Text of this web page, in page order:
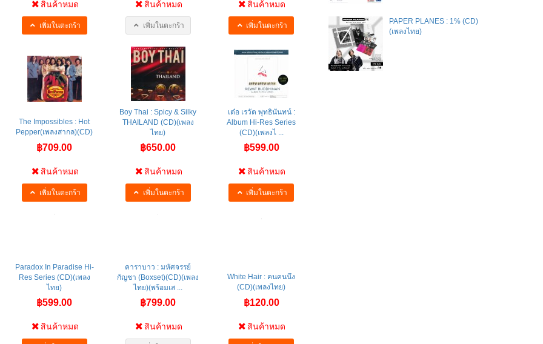
สินค้าหมด
เพิ่มในตะกร้า
สินค้าหมด
เพิ่มในตะกร้า
สินค้าหมด
เพิ่มในตะกร้า
The Impossibles : Hot
Pepper(เพลงสากล)(CD)
฿709.00
สินค้าหมด
เพิ่มในตะกร้า
Boy Thai : Spicy & Silky
THAILAND (CD)(เพลง
ไทย)
฿650.00
สินค้าหมด
เพิ่มในตะกร้า
เต๋อ เรวัต พุทธินันทน์ :
Album Hi-Res Series
(CD)(เพลงไ ...
฿599.00
สินค้าหมด
เพิ่มในตะกร้า
Paradox In Paradise Hi-
Res Series (CD)(เพลง
ไทย)
฿599.00
สินค้าหมด
คาราบาว : มหัศจรรย์
กัญชา (Boxset)(CD)(เพลง
ไทย)(พร้อมเส ...
฿799.00
สินค้าหมด
White Hair : คนคนนึง
(CD)(เพลงไทย)
฿120.00
สินค้าหมด
PAPER PLANES : 1% (CD)
(เพลงไทย)